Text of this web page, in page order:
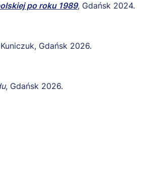
po roku 1989, Gdańsk 2024.
Gdańsk 2026.
, Gdańsk 2026.